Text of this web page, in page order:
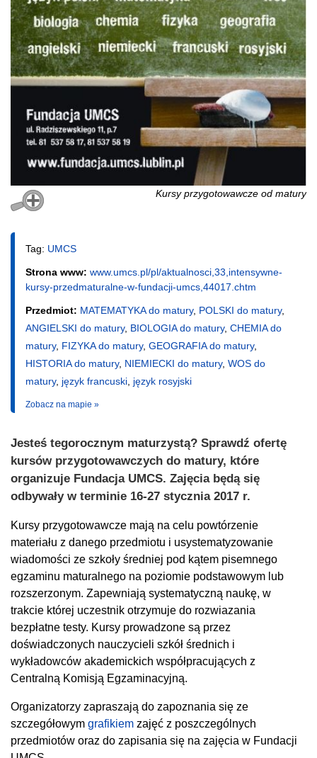
Kursy przygotowawcze od matury
Tag: UMCS
Strona www: www.umcs.pl/pl/aktualnosci,33,intensywne-
kursy-przedmaturalne-w-fundacji-umcs,44017.chtm
Przedmiot: MATEMATYKA do matury, POLSKI do matury,
ANGIELSKI do matury, BIOLOGIA do matury, CHEMIA do
matury, FIZYKA do matury, GEOGRAFIA do matury,
HISTORIA do matury, NIEMIECKI do matury, WOS do
matury, język francuski, język rosyjski
Zobacz na mapie »
Jesteś tegorocznym maturzystą? Sprawdź ofertę
kursów przygotowawczych do matury, które
organizuje Fundacja UMCS. Zajęcia będą się
odbywały w terminie 16-27 stycznia 2017 r.
Kursy przygotowawcze mają na celu powtórzenie
materiału z danego przedmiotu i usystematyzowanie
wiadomości ze szkoły średniej pod kątem pisemnego
egzaminu maturalnego na poziomie podstawowym lub
rozszerzonym. Zapewniają systematyczną naukę, w
trakcie której uczestnik otrzymuje do rozwiazania
bezpłatne testy. Kursy prowadzone są przez
doświadczonych nauczycieli szkół średnich i
wykładowców akademickich współpracujących z
Centralną Komisją Egzaminacyjną.
Organizatorzy zapraszają do zapoznania się ze
szczegółowym grafikiem zajęć z poszczególnych
przedmiotów oraz do zapisania się na zajęcia w Fundacji